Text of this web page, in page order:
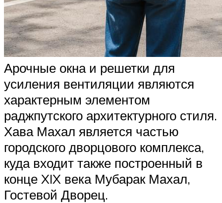
Арочные окна и решетки для
усиления вентиляции являются
характерным элементом
раджпутского архитектурного стиля.
Хава Махал является частью
городского дворцового комплекса,
куда входит также построенный в
конце XIX века Мубарак Махал,
Гостевой Дворец.